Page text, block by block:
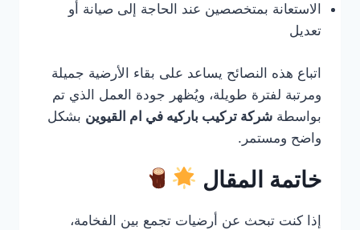
الاستعانة بمتخصصين عند الحاجة إلى صيانة أو
تعديل
اتباع هذه النصائح يساعد على بقاء الأرضية جميلة
ومرتبة لفترة طويلة، ويُظهر جودة العمل الذي تم
بواسطة شركة تركيب باركيه في ام القيوين بشكل
واضح ومستمر.
خاتمة المقال
إذا كنت تبحث عن أرضيات تجمع بين الفخامة،